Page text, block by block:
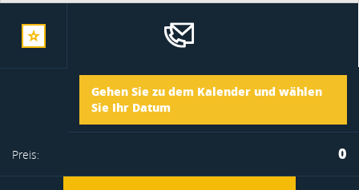
Gehen Sie zu dem Kalender und wählen
Sie Ihr Datum
Ankunft
Abreise
Preis: 0